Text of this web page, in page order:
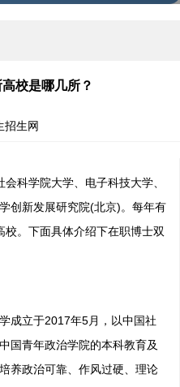
校是哪几所？
招生网
科学院大学、电子科技大学、
创新发展研究院(北京)。每年有
校。下面具体介绍下在职博士双
立于2017年5月，以中国社
国青年政治学院的本科教育及
养政治可靠、作风过硬、理论